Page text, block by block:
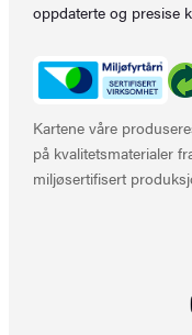
oppdaterte og presise
Kartene våre
på kvalitetsmaterialer
miljøsertifisert